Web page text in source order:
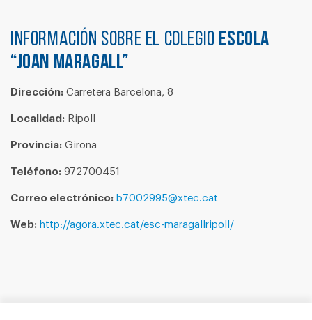
Información sobre el colegio ESCOLA
“JOAN MARAGALL”
Dirección: Carretera Barcelona, 8
Localidad: Ripoll
Provincia: Girona
Teléfono: 972700451
Correo electrónico: b7002995@xtec.cat
Web: http://agora.xtec.cat/esc-maragallripoll/